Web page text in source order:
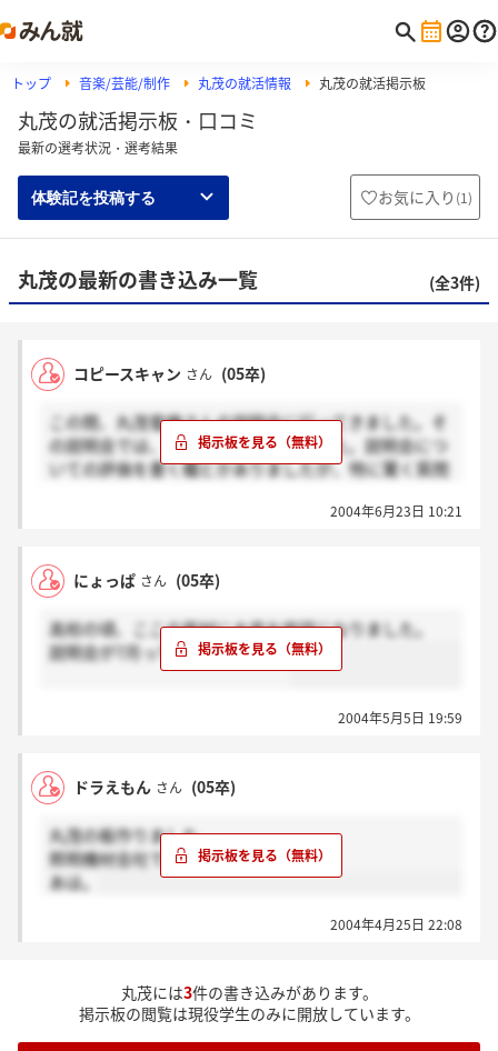
トップ 音楽/芸能/制作 丸茂の就活情報 丸茂の就活掲示板
丸茂の就活掲示板・口コミ
最新の選考状況・選考結果
体験記を投稿する お気に入り (1)
丸茂の最新の書き込み一覧 (全3件)
コピースキャン さん (05卒)
この間、丸茂電機さんの説明会に行ってきました。そ
の説明会では、アンケートを書きました。説明会につ
いての評価を書く欄とかありましたが、特に驚く質問
についての説明があり、そのあと、技術系と事務系に
が、技術系の人は説明だけみたいです。色々な照明器
具や制御盤などを見せてもらい、実際に照明器具の操
2004年6月23日 10:21
にょっぱ さん (05卒)
高校の頃、ここの器材に大変お世話になりました。
説明会が7月って遅いですよね。
2004年5月5日 19:59
ドラえもん さん (05卒)
丸茂の板作りました。
照明機材会社です。
あは。
2004年4月25日 22:08
丸茂には3件の書き込みがあります。
掲示板の閲覧は現役学生のみに開放しています。